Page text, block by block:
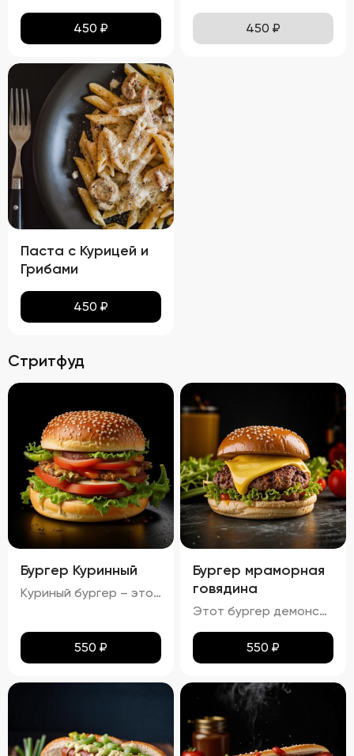
450 ₽ 450 ₽
Паста с Курицей и
Грибами
450 ₽
Стритфуд
Бургер Куринный
Куриный бургер – это воплощение идеального сочетания вкуса и текстуры. Аккуратно уложенные слои создают аппетитный внешний вид, где золотисто-коричневая котлета соседствует с яркими красными помидорами, зелеными огурцами и белым салатом с легкими зеленоватыми оттенками. Булочка имеет привлекательную золотистую корочку, оставаясь мягкой внутри и хрустящей снаружи. Аромат свежего хлеба, курицы и пикантных соусов создает приятный букет, который дополняется сбалансированным вкусом: мягкая куриная котлета, освежающие овощи и насыщенный вкус соусов делают каждый укус незабываемым.
550 ₽
Бургер мраморная
говядина
Этот бургер демонстрирует идеальное сочетание вкуса и текстуры. Котлета обладает насыщенным вкусом, овощи обеспечивают свежесть и хрусткость, а сыр добавляет сливочную мягкость. Булочка имеет золотистый оттенок и хрустящую корочку, создавая ощущение комфорта и удовольствия. Соусы придают блюду дополнительные оттенки вкуса, а булочка поддерживает баланс между мягкостью и хрусткостью.
550 ₽